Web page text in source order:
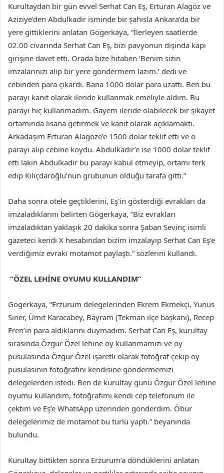
Kurultaydan bir gün evvel Serhat Can Eş, Erturan Alagöz ve
Aziziye’den Abdulkadir isminde bir şahısla Ankara’da bir
yere gittiklerini anlatan Gögerkaya, “İlerleyen saatlerde
02.00 civarında Serhat Can Eş, bizi pavyonun dışında kapı
girişine davet etti. Orada bize hitaben ‘Benim sizin
imzalarınızı alıp bir yere göndermem lazım.’ dedi ve
cebinden para çıkardı. Bana 1000 dolar para uzattı. Ben bu
parayı kanıt olarak ileride kullanmak emeliyle aldım. Bu
parayı hiç kullanmadım. Gayem ileride olabilecek bir şikayet
ortamında lisana getirmek ve kanıt olarak açıklamaktı.
Arkadaşım Erturan Alagöze’e 1500 dolar teklif etti ve o
parayı alıp cebine koydu. Abdulkadir’e ise 1000 dolar teklif
etti lakin Abdulkadir bu parayı kabul etmeyip, ortamı terk
edip Kılıçdaroğlu’nun grubunun olduğu tarafa gitti.”
Daha sonra otele geçtiklerini, Eş’in gösterdiği evrakları da
imzaladıklarını belirten Gögerkaya, “Biz evrakları
imzaladıktan yaklaşık 20 dakika sonra Şaban Sevinç isimli
gazeteci kendi X hesabından bizim imzalayıp Serhat Can Eş’e
verdiğimiz evrakı motamot paylaştı.” sözlerini kullandı.
“ÖZEL LEHİNE OYUMU KULLANDIM”
Gögerkaya, “Erzurum delegelerinden Ekrem Ekmekçi, Yunus
Siner, Ümit Karacabey, Bayram (Tekman ilçe başkanı), Recep
Eren’in para aldıklarını duymadım. Serhat Can Eş, kurultay
sırasında Özgür Özel lehine oy kullanmamızı ve oy
pusulasında Özgür Özel işaretli olarak fotoğraf çekip oy
pusulasının fotoğrafını kendisine göndermemizi
delegelerden istedi. Ben de kurultay günü Özgür Özel lehine
oyumu kullandım, fotoğrafımı kendi cep telefonum ile
çektim ve Eş’e WhatsApp üzerinden gönderdim. Öbür
delegelerimiz de motamot bu türlü yaptı.” beyanında
bulundu.
Kurultay bittikten sonra Erzurum’a döndüklerini anlatan